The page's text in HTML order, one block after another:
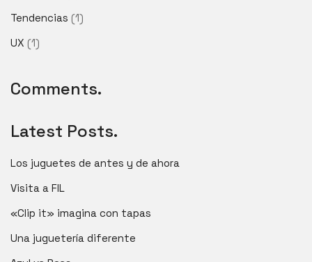
Tendencias (1)
UX (1)
Comments.
Latest Posts.
Los juguetes de antes y de ahora
Visita a FIL
«Clip it» imagina con tapas
Una juguetería diferente